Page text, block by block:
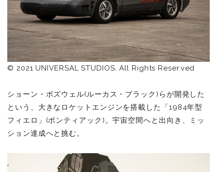
© 2021 UNIVERSAL STUDIOS. All Rights Reser.ved
ショーン・ボズウェル(ルーカス・ブラック)らが開発した
という、大きなロケットエンジンを搭載した「1984年型
フィエロ」(ポンティアック)。宇宙空間へと出向き、ミッ
ション達成へと挑む。